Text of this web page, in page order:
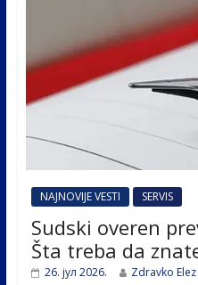
NAJNOVIJE VESTI SERVIS
Sudski overen
Šta treba da
26. јул 2026. Zdravko Elez